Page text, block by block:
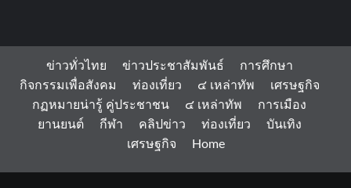
ข่าวทั่วไทย ข่าวประชาสัมพันธ์
การศึกษา
กิจกรรมเพื่อสังคม
ท่องเที่ยว ๔ เหล่าทัพ
เศรษฐกิจ
กฏหมายน่ารู้ คู่ประชาชน
๔ เหล่าทัพ
การเมือง
ยานยนต์
กีฬา คลิปข่าว ท่องเที่ยว
บันเทิง
เศรษฐกิจ
Home